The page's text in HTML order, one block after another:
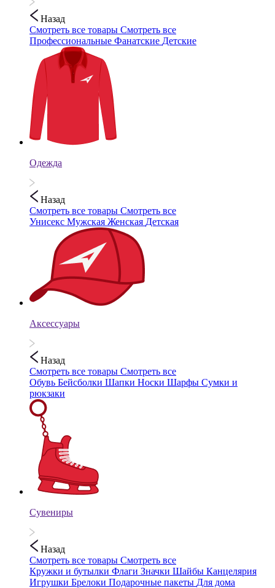
Назад
Смотреть все товары Смотреть все
Профессиональные Фанатские Детские
Одежда
Назад
Смотреть все товары Смотреть все
Унисекс Мужская Женская Детская
Аксессуары
Назад
Смотреть все товары Смотреть все
Обувь Бейсболки Шапки Носки Шарфы Сумки и
рюкзаки
Сувениры
Назад
Смотреть все товары Смотреть все
Кружки и бутылки Флаги Значки Шайбы Канцелярия
Игрушки Брелоки Подарочные пакеты Для дома